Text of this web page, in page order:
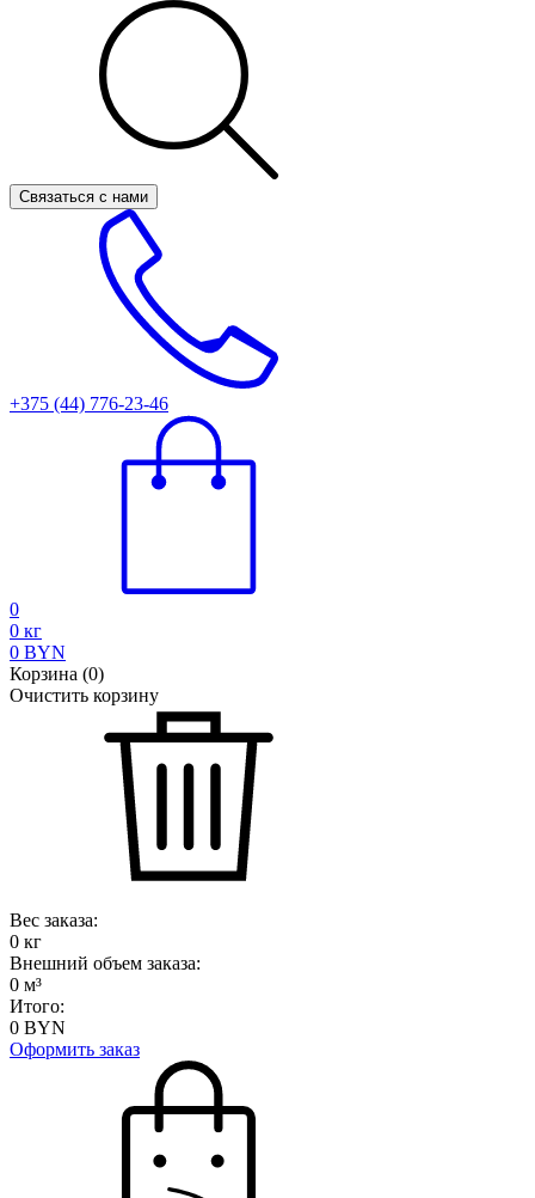
Связаться с нами
+375 (44) 776-23-46
0
0 кг
0 BYN
Корзина (0)
Очистить корзину
Вес заказа:
0 кг
Внешний объем заказа:
0 м³
Итого:
0 BYN
Оформить заказ